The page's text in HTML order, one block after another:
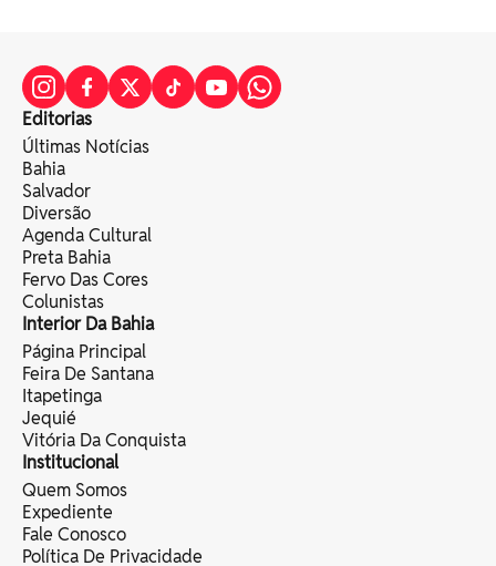
Editorias
Últimas Notícias
Bahia
Salvador
Diversão
Agenda Cultural
Preta Bahia
Fervo Das Cores
Colunistas
Interior Da Bahia
Página Principal
Feira De Santana
Itapetinga
Jequié
Vitória Da Conquista
Institucional
Quem Somos
Expediente
Fale Conosco
Política De Privacidade